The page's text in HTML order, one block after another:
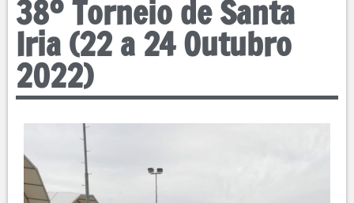
38º Torneio de Santa
Iria (22 a 24 Outubro
2022)